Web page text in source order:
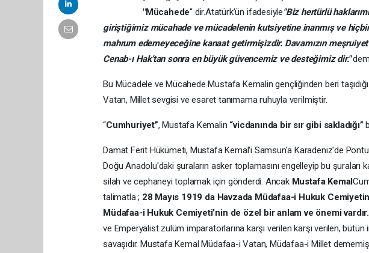
"Mücahede" dir.Atatürk’ün ifadesiyle"Biz hertürlü
giriştiğimiz mücahade ve mücadelenin kutsiyetine inanmış ve
mahrum edemeyeceğine kanaat getirmişizdir. Davamızın
Cenab-ı Hak'tan sonra en büyük güvencemiz ve desteğimiz dir."
Bu Mücadele ve Mücahede Mustafa Kemalin gençliğinden beri
Vatan, Millet sevgisi ve esaret tanımama ruhuyla verilmiştir.
“Cumhuriyet”, Mustafa Kemalin “vicdanında bir sır gibi sakladığı”
Damat Ferit Hükümeti, Mustafa Kemal'i Samsun'a Karadeniz'de
Doğu Anadolu'daki şuraların asker toplamasını engelleyip bu
silah ve cephaneyi toplamak için gönderdi. Ancak Mustafa Kemal
talimatla ; 28 Mayıs 1919 da Havzada Müdafaa-i Hukuk
Müdafaa-i Hukuk Cemiyeti’nin de özel bir anlam ve önemi vardır.
ve Emperyalist zulüm imparatorlarına karşı verilen karşı verilen, bütün
savaşıdır. Mustafa Kemal Müdafaa-i Vatan, Müdafaa-i Millet